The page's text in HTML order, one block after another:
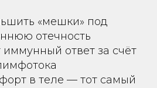
«мешки» под
отечность
ответ за счёт
в теле — тот самый